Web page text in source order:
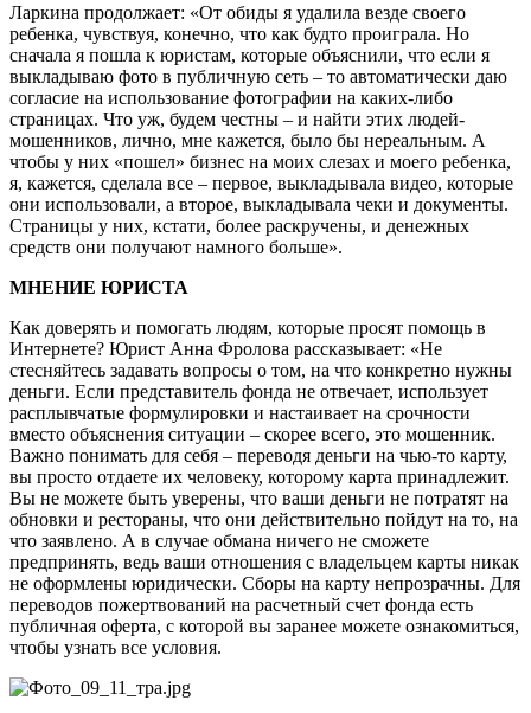
Ларкина продолжает: «От обиды я удалила везде своего
ребенка, чувствуя, конечно, что как будто проиграла. Но
сначала я пошла к юристам, которые объяснили, что если я
выкладываю фото в публичную сеть – то автоматически даю
согласие на использование фотографии на каких-либо
страницах. Что уж, будем честны – и найти этих людей-
мошенников, лично, мне кажется, было бы нереальным. А
чтобы у них «пошел» бизнес на моих слезах и моего ребенка,
я, кажется, сделала все – первое, выкладывала видео, которые
они использовали, а второе, выкладывала чеки и документы.
Страницы у них, кстати, более раскручены, и денежных
средств они получают намного больше».
МНЕНИЕ ЮРИСТА
Как доверять и помогать людям, которые просят помощь в
Интернете? Юрист Анна Фролова рассказывает: «Не
стесняйтесь задавать вопросы о том, на что конкретно нужны
деньги. Если представитель фонда не отвечает, использует
расплывчатые формулировки и настаивает на срочности
вместо объяснения ситуации – скорее всего, это мошенник.
Важно понимать для себя – переводя деньги на чью-то карту,
вы просто отдаете их человеку, которому карта принадлежит.
Вы не можете быть уверены, что ваши деньги не потратят на
обновки и рестораны, что они действительно пойдут на то, на
что заявлено. А в случае обмана ничего не сможете
предпринять, ведь ваши отношения с владельцем карты никак
не оформлены юридически. Сборы на карту непрозрачны. Для
переводов пожертвований на расчетный счет фонда есть
публичная оферта, с которой вы заранее можете ознакомиться,
чтобы узнать все условия.